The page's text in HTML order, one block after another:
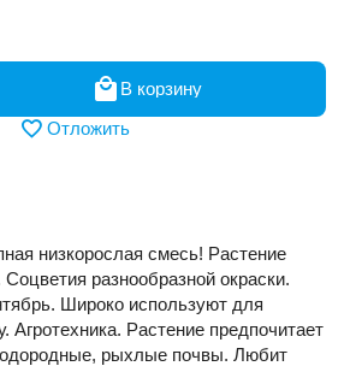
В корзину
Отложить
низкорослая смесь! Растение
разнообразной окраски.
Широко используют для
Агротехника. Растение предпочитает
рыхлые почвы. Любит